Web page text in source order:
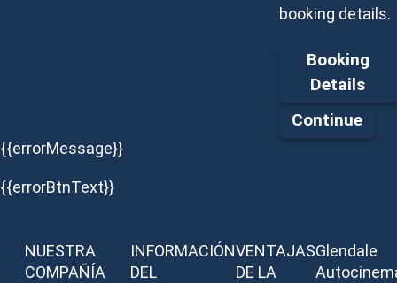
booking details.
Booking
Details
Continue
{{errorMessage}}
{{errorBtnText}}
NUESTRA
COMPAÑÍA
INFORMACIÓN
DEL
VENTAJAS
DE LA
Glendale